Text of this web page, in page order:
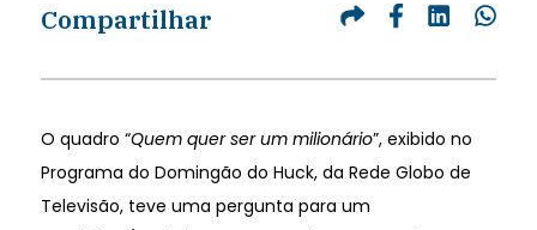
Compartilhar
O quadro “Quem quer ser um milionário”, exibido no
Programa do Domingão do Huck, da Rede Globo de
Televisão, teve uma pergunta para um